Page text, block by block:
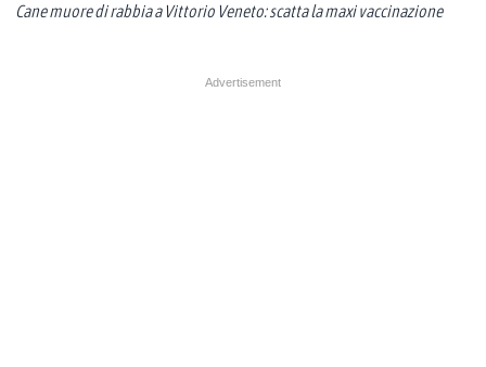
Cane muore di rabbia a Vittorio Veneto: scatta la maxi vaccinazione